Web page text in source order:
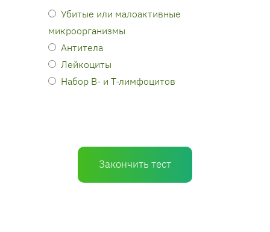
Убитые или малоактивные
микроорганизмы
Антитела
Лейкоциты
Набор В- и Т-лимфоцитов
Закончить тест